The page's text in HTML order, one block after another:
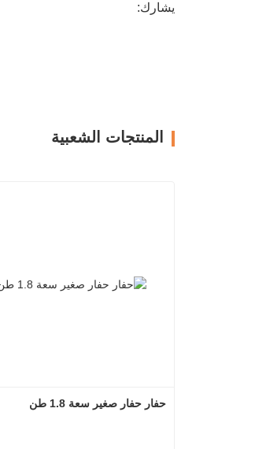
يشارك:
المنتجات الشعبية
حفار حفار صغير سعة 1.8 طن